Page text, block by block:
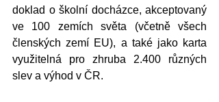
doklad o školní docházce, akceptovaný
ve 100 zemích světa (včetně všech
členských zemí EU), a také jako karta
využitelná pro zhruba 2.400 různých
slev a výhod v ČR.